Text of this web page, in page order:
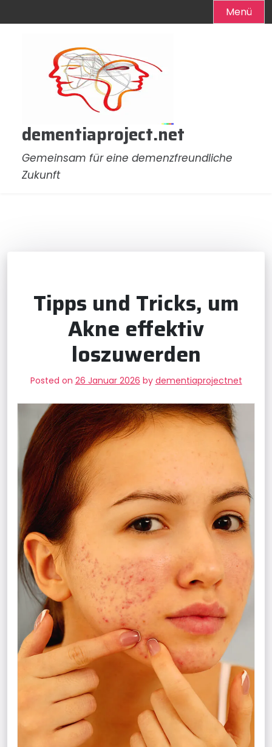
Menü
dementiaproject.net
Gemeinsam für eine demenzfreundliche
Zukunft
Tipps und Tricks, um
Akne effektiv
loszuwerden
Posted on 26 Januar 2026 by dementiaprojectnet